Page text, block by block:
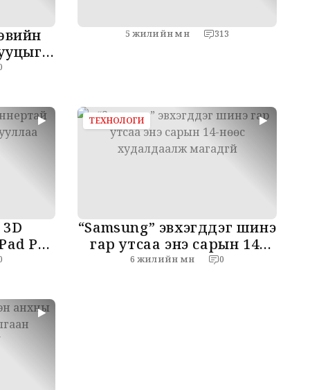
5 жилийн өмнө 313
Pro
ТЕХНОЛОГИ
“Samsung” эвхэгддэг шинэ
гар утсаа энэ сарын 14-
нөөс худалдаалж
6 жилийн өмнө 0